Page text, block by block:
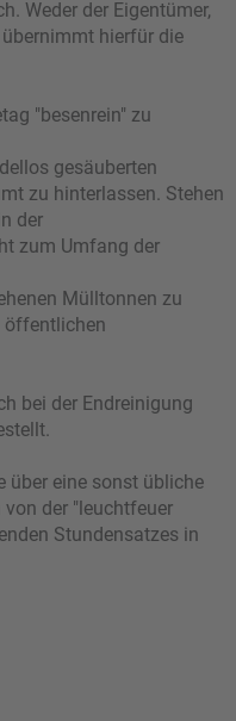
Weder der Eigentümer,
hierfür die
"besenrein" zu
gesäuberten
zu hinterlassen. Stehen
der
zum Umfang der
Mülltonnen zu
öffentlichen
bei der Endreinigung
über eine sonst übliche
der "leuchtfeuer
Stundensatzes in